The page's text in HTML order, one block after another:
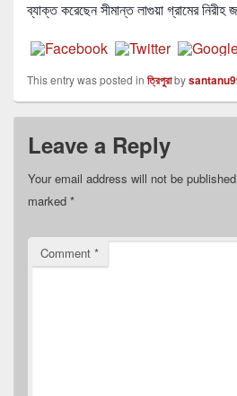
ব্যাক্ত করেছেন সীমান্ত লাগুয়া গ্রামের নিরীহ
This entry was posted in ত্রিপুরাby
Leave a Reply
Your email address will not be
marked *
Comment *